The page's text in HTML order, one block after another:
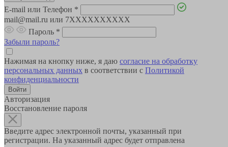
E-mail или Телефон *
mail@mail.ru или 7XXXXXXXXXX
Пароль *
Забыли пароль?
Нажимая на кнопку ниже, я даю согласие на обработку
персональных данных в соответствии с Политикой
конфиденциальности
Авторизация
Восстановление пароля
Введите адрес электронной почты, указанный при
регистрации. На указанный адрес будет отправлена